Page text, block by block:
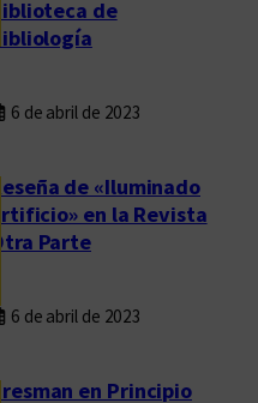
Biblioteca de
Bibliología
6 de abril de 2023
Reseña de «Iluminado
artificio» en la Revista
Otra Parte
6 de abril de 2023
Presman en Principio